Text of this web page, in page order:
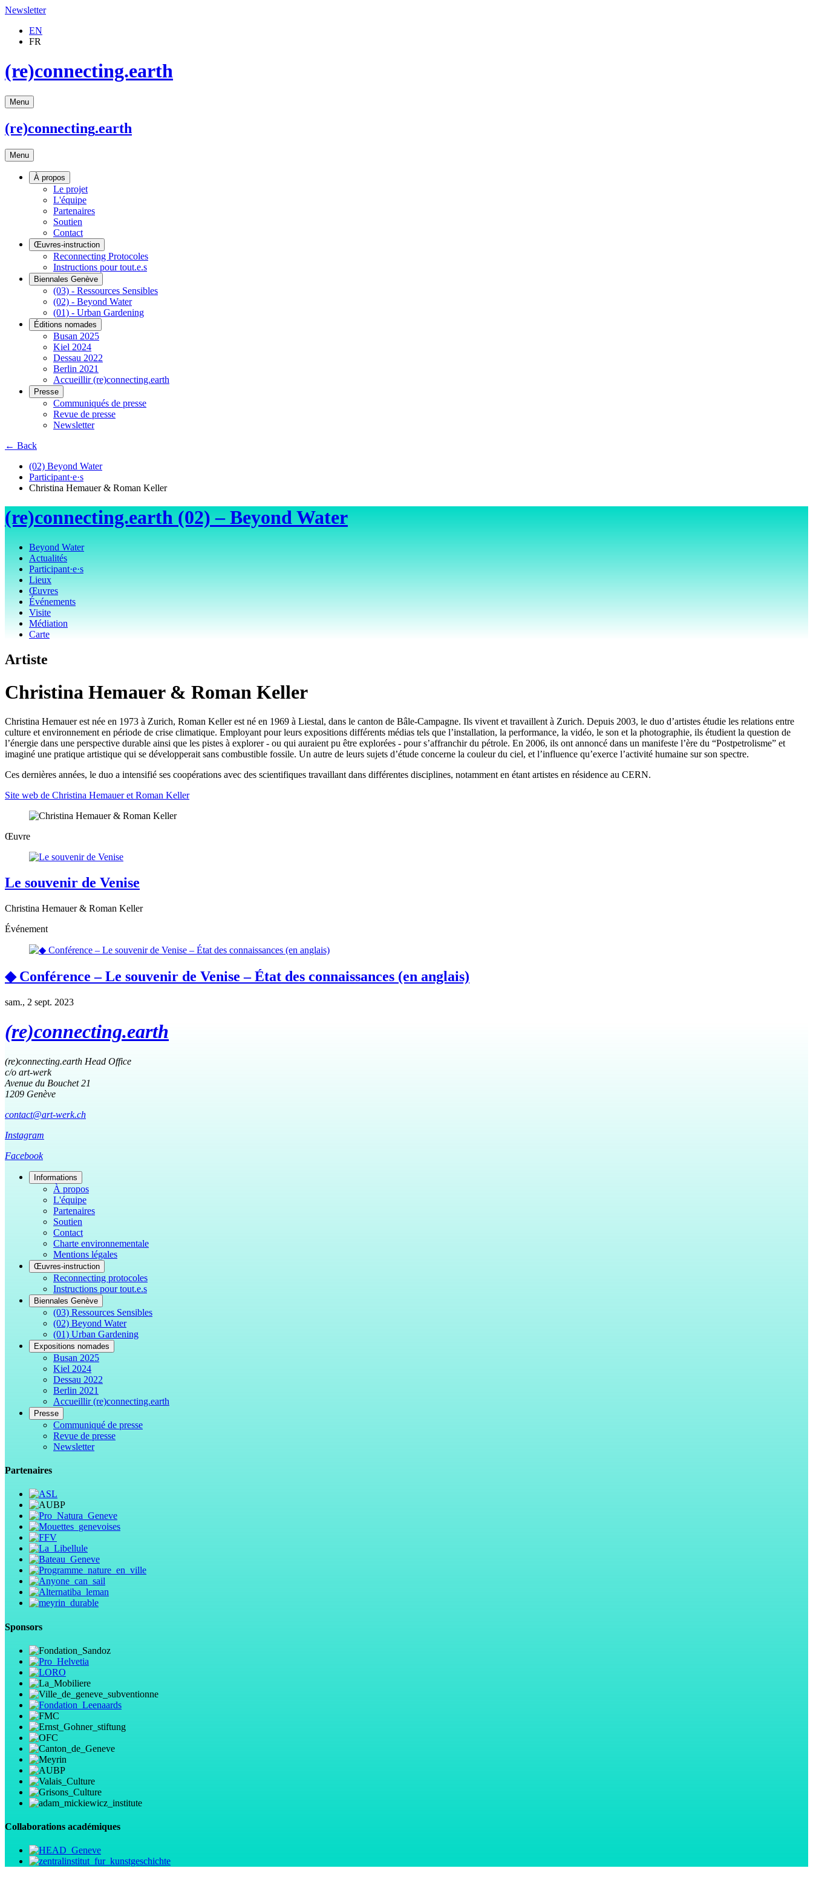
Newsletter
EN
FR
(re)connecting.earth
Menu
(re)connecting.earth
Menu
À propos
Le projet
L'équipe
Partenaires
Soutien
Contact
Œuvres-instruction
Reconnecting Protocoles
Instructions pour tout.e.s
Biennales Genève
(03) - Ressources Sensibles
(02) - Beyond Water
(01) - Urban Gardening
Éditions nomades
Busan 2025
Kiel 2024
Dessau 2022
Berlin 2021
Accueillir (re)connecting.earth
Presse
Communiqués de presse
Revue de presse
Newsletter
← Back
(02) Beyond Water
Participant·e·s
Christina Hemauer & Roman Keller
(re)connecting.earth (02) – Beyond Water
Beyond Water
Actualités
Participant·e·s
Lieux
Œuvres
Événements
Visite
Médiation
Carte
Artiste
Christina Hemauer & Roman Keller
Christina Hemauer est née en 1973 à Zurich, Roman Keller est né en 1969 à Liestal, dans le canton de Bâle-Campagne. Ils vivent et travaillent à Zurich. Depuis 2003, le duo d’artistes étudie les relations entre
culture et environnement en période de crise climatique. Employant pour leurs expositions différents médias tels que l’installation, la performance, la vidéo, le son et la photographie, ils étudient la question de
l’énergie dans une perspective durable ainsi que les pistes à explorer - ou qui auraient pu être explorées - pour s’affranchir du pétrole. En 2006, ils ont annoncé dans un manifeste l’ère du “Postpetrolisme” et
imaginé une pratique artistique qui se développerait sans combustible fossile. Un autre de leurs sujets d’étude concerne la couleur du ciel, et l’influence qu’exerce l’activité humaine sur son spectre.
Ces dernières années, le duo a intensifié ses coopérations avec des scientifiques travaillant dans différentes disciplines, notamment en étant artistes en résidence au CERN.
Site web de Christina Hemauer et Roman Keller
Œuvre
Le souvenir de Venise
Christina Hemauer & Roman Keller
Événement
◆ Conférence – Le souvenir de Venise – État des connaissances (en anglais)
sam., 2 sept. 2023
(re)connecting.earth
(re)connecting.earth Head Office
c/o art-werk
Avenue du Bouchet 21
1209 Genève
contact@art-werk.ch
Instagram
Facebook
Informations
À propos
L'équipe
Partenaires
Soutien
Contact
Charte environnementale
Mentions légales
Œuvres-instruction
Reconnecting protocoles
Instructions pour tout.e.s
Biennales Genève
(03) Ressources Sensibles
(02) Beyond Water
(01) Urban Gardening
Expositions nomades
Busan 2025
Kiel 2024
Dessau 2022
Berlin 2021
Accueillir (re)connecting.earth
Presse
Communiqué de presse
Revue de presse
Newsletter
Partenaires
Sponsors
Collaborations académiques